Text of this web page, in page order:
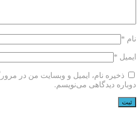
نام *
ایمیل *
ذخیره نام، ایمیل و وبسایت من در
دوباره دیدگاهی می‌نویسم.